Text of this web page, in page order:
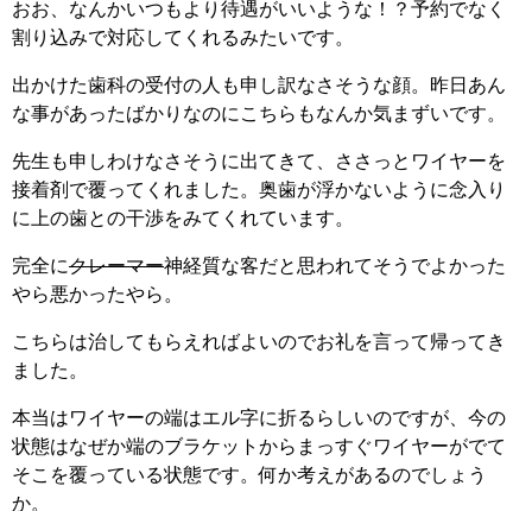
おお、なんかいつもより待遇がいいような！？予約でなく
割り込みで対応してくれるみたいです。
出かけた歯科の受付の人も申し訳なさそうな顔。昨日あん
な事があったばかりなのにこちらもなんか気まずいです。
先生も申しわけなさそうに出てきて、ささっとワイヤーを
接着剤で覆ってくれました。奥歯が浮かないように念入り
に上の歯との干渉をみてくれています。
完全にクレーマー神経質な客だと思われてそうでよかった
やら悪かったやら。
こちらは治してもらえればよいのでお礼を言って帰ってき
ました。
本当はワイヤーの端はエル字に折るらしいのですが、今の
状態はなぜか端のブラケットからまっすぐワイヤーがでて
そこを覆っている状態です。何か考えがあるのでしょう
か。